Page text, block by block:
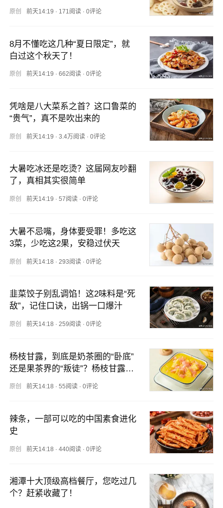
原创 前天14:19 · 171阅读· 0评论
8月不懂吃这几种“夏日限定”，就
白过这个秋天了！
原创 前天14:19 · 662阅读· 0评论
凭啥是八大菜系之首？这口鲁菜的
“贵气”，真不是吹出来的
原创 前天14:19 · 3.4万阅读· 0评论
大暑吃冰还是吃烫？这届网友吵翻
了，真相其实很简单
原创 前天14:19 · 57阅读· 0评论
大暑不忌嘴，身体要受罪！多吃这
3菜，少吃这2果，安稳过伏天
原创 前天14:18 · 293阅读· 0评论
韭菜饺子别乱调馅！这2味料是“死
敌”，记住口诀，出锅一口爆汁
原创 前天14:18 · 259阅读· 0评论
杨枝甘露，到底是奶茶圈的“卧底”
还是果茶界的“叛徒”？杨枝甘露，
原创 前天14:18 · 55阅读· 0评论
辣条，一部可以吃的中国素食进化
史
原创 前天14:18 · 440阅读· 0评论
湘潭十大顶级高档餐厅，您吃过几
个？赶紧收藏了！